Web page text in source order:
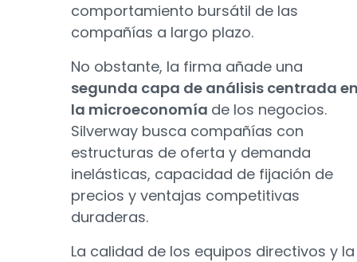
comportamiento bursátil de las
compañías a largo plazo.
No obstante, la firma añade una
segunda capa de análisis centrada
la microeconomía de los negocios.
Silverway busca compañías con
estructuras de oferta y demanda
inelásticas, capacidad de fijación de
precios y ventajas competitivas
duraderas.
La calidad de los equipos directivos y la